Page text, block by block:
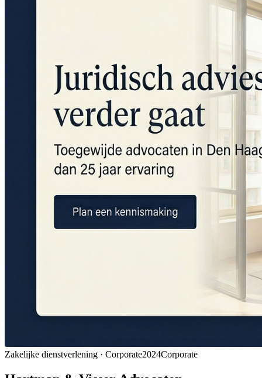
Zakelijke dienstverlening · Corporate2024Corporate